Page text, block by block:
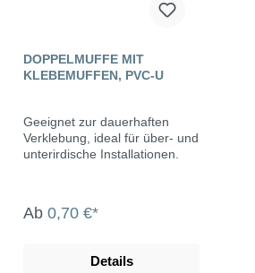
DOPPELMUFFE MIT
KLEBEMUFFEN, PVC-U
Geeignet zur dauerhaften
Verklebung, ideal für über- und
unterirdische Installationen.
Ab 0,70 €*
Details